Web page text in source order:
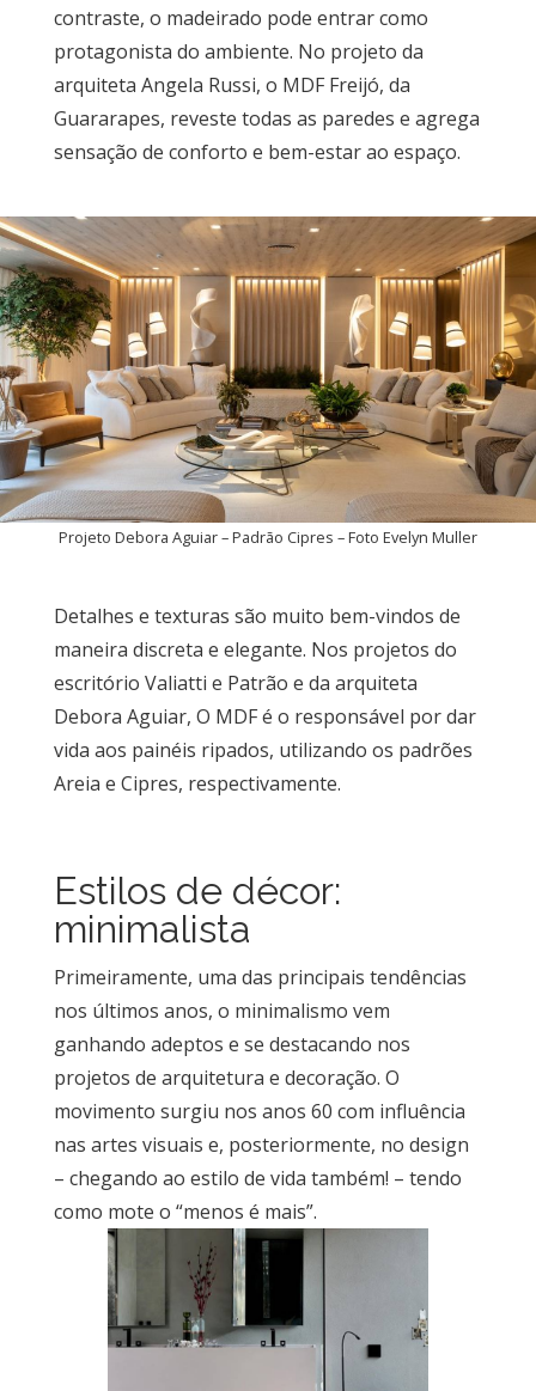
contraste, o madeirado pode entrar como
protagonista do ambiente. No projeto da
arquiteta Angela Russi, o MDF Freijó, da
Guararapes, reveste todas as paredes e agrega
sensação de conforto e bem-estar ao espaço.
Projeto Debora Aguiar – Padrão Cipres – Foto Evelyn Muller
Detalhes e texturas são muito bem-vindos de
maneira discreta e elegante. Nos projetos do
escritório Valiatti e Patrão e da arquiteta
Debora Aguiar, O MDF é o responsável por dar
vida aos painéis ripados, utilizando os padrões
Areia e Cipres, respectivamente.
Estilos de décor:
minimalista
Primeiramente, uma das principais tendências
nos últimos anos, o minimalismo vem
ganhando adeptos e se destacando nos
projetos de arquitetura e decoração. O
movimento surgiu nos anos 60 com influência
nas artes visuais e, posteriormente, no design
– chegando ao estilo de vida também! – tendo
como mote o “menos é mais”.